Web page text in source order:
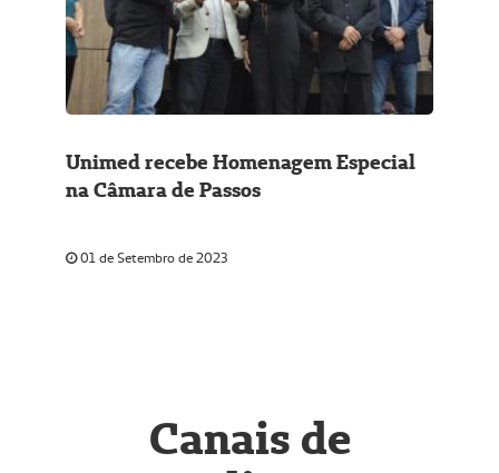
Unimed recebe Homenagem Especial
na Câmara de Passos
01 de Setembro de 2023
Canais de